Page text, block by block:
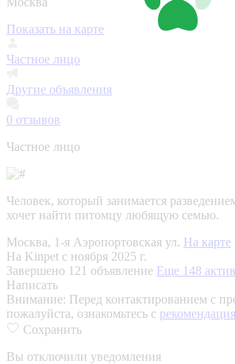
Показать на карте
Частное лицо
Другие объявления
0 отзывов
Частное лицо
Человек, который занимается
хочет найти питомцу любящую семью.
Москва, 1-я Аэропортовская ул. На карте
На Kinpet c ноября 2025 г.
Завершено 121 объявление Еще 148
Написать
Внимание: Перед контактированием с
пожалуйста, ознакомьтесь с
Сохранить
Вы отключили уведомления